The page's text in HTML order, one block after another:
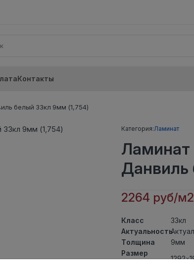
Контакты
белый 33кл 9мм (1,754)
Категория:Ламинат
Ламинат
Данвиль
2264 руб/м2
Класс
33кл
Актуальность
Толщина
9мм
Размер